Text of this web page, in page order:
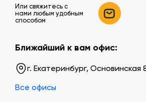
Или свяжитесь c
нами любым удобным
способом
Ближайший к вам офис:
г. Екатеринбург, Основинская
Все офисы